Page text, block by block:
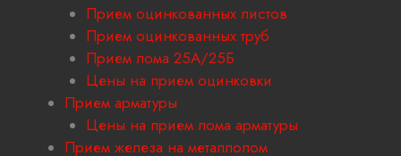
Прием оцинкованных листов
Прием оцинкованных труб
Прием лома 25А/25Б
Цены на прием оцинковки
Прием арматуры
Цены на прием лома арматуры
Прием железа на металлолом